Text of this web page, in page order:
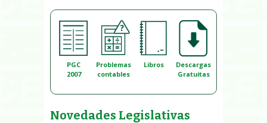
PGC
2007
Problemas
contables
Libros
Descargas
Gratuitas
Novedades Legislativas